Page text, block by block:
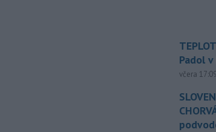
Padol
včera